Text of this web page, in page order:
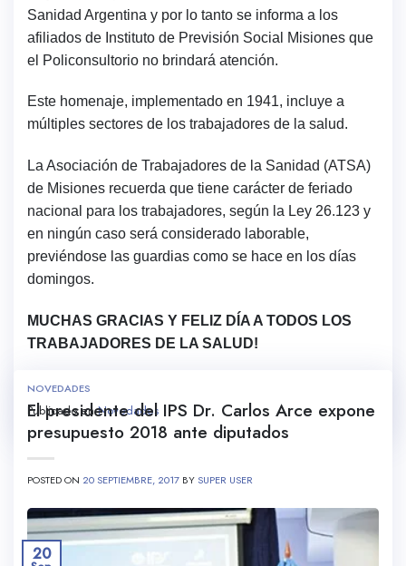
Sanidad Argentina y por lo tanto se informa a los
afiliados de Instituto de Previsión Social Misiones que
el Policonsultorio no brindará atención.
Este homenaje, implementado en 1941, incluye a
múltiples sectores de los trabajadores de la salud.
La Asociación de Trabajadores de la Sanidad (ATSA)
de Misiones recuerda que tiene carácter de feriado
nacional para los trabajadores, según la Ley 26.123 y
en ningún caso será considerado laborable,
previéndose las guardias como se hace en los días
domingos.
MUCHAS GRACIAS Y FELIZ DÍA A TODOS LOS
TRABAJADORES DE LA SALUD!
Publicado enNovedades
NOVEDADES
El presidente del IPS Dr. Carlos Arce expone
presupuesto 2018 ante diputados
POSTED ON 20 SEPTIEMBRE, 2017 BYSUPER USER
20